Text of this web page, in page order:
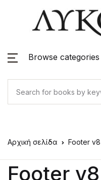
Browse categories
Αρχική σελίδα Footer v8
Footer v8